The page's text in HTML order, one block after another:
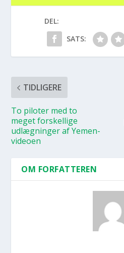
DEL:
SATS:
TIDLIGERE
To pilo­ter med to
meget for­skel­li­ge
udlæg­nin­ger af Yemen-
video­en
OM FORFATTEREN